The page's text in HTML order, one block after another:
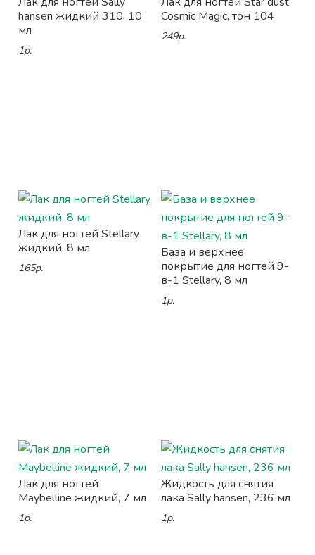
hansen жидкий 310, 10
мл
1р.
Cosmic Magic, тон 104
249р.
Лак для ногтей Stellary
жидкий, 8 мл
165р.
База и верхнее
покрытие для ногтей 9-
в-1 Stellary, 8 мл
1р.
Лак для ногтей
Maybelline жидкий, 7 мл
1р.
Жидкость для снятия
лака Sally hansen, 236 мл
1р.